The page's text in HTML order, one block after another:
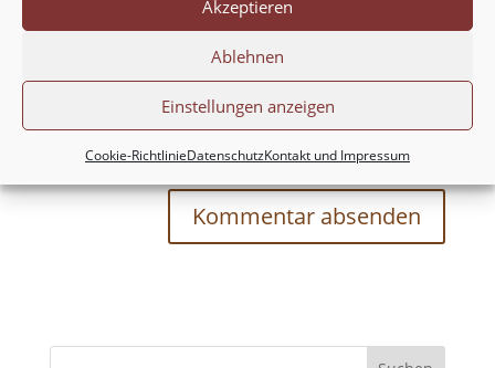
Akzeptieren
Ablehnen
Einstellungen anzeigen
Cookie-RichtlinieDatenschutzKontakt und Impressum
Meinen Namen, meine E-Mail-Adresse und
meine Website in diesem Browser für die nächste
Kommentierung speichern.